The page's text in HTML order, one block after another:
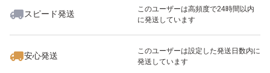
スピード発送
このユーザーは高頻度で24時間以内
に発送しています
安心発送
このユーザーは設定した発送日数内に
発送しています
いいね！
5,000